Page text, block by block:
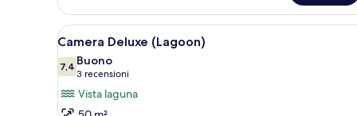
Premier
(Ocean)
Apri
tutte
le
foto
per
Camera d'albergo con
6
Camera Deluxe (Lagoon)
7,47,4 su 10
Buono
3 recensioni
(3
recensioni)
Vista laguna